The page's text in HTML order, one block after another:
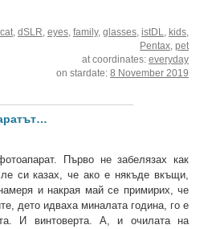
cat dSLR eyes family, glasses istDL kids
Pentax pet
at coordinates: everyday
on stardate: 8 November 2019
Първо не забелязах как
си казах, че ако е някъде вкъщи,
и накрая май се примирих, че
дето идваха миналата година, го е
И винтоверта. А, и очилата на